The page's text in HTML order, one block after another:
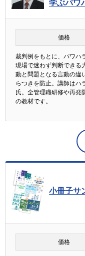
学ぶパワ
価格
裁判例をもとに、パワハ
現場で迷わず判断できる
動と問題となる言動の違
らつきを防止。講師はハ
氏。全管理職研修や再発
の教材です。
小冊子サ
価格